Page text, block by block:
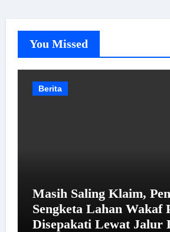
You Missed
Berita
Masih Saling Klaim,
Sengketa Lahan Wakaf
Disepakati Lewat Jalur